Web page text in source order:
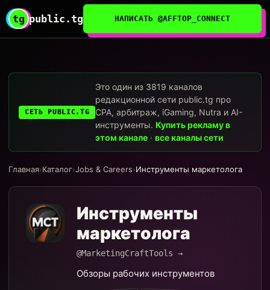
tg public.tg НАПИСАТЬ @AFFTOP_CONNECT
СЕТЬ PUBLIC.TG
Это один из 3819 каналов
редакционной сети public.tg про
CPA, арбитраж, iGaming, Nutra и AI-
инструменты.Купить рекламу в
этом канале ·все каналы сети
Главная›Каталог›Jobs & Careers›Инструменты маркетолога
Инструменты
маркетолога
@MarketingCraftTools →
Обзоры рабочих инструментов